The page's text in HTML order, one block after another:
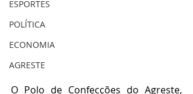
ESPORTES
POLÍTICA
ECONOMIA
AGRESTE
O Polo de Confecções do Agreste,